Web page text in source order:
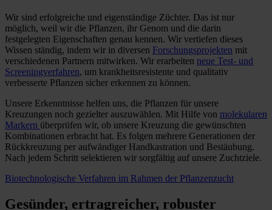
Wir sind erfolgreiche und eigenständige Züchter. Das ist nur
möglich, weil wir die Pflanzen, ihr Genom und die darin
festgelegten Eigenschaften genau kennen. Wir vertiefen dieses
Wissen ständig, indem wir in diversen Forschungsprojekten mit
verschiedenen Partnern mitwirken. Wir erarbeiten neue Test- und
Screeningverfahren, um krankheitsresistente und qualitativ
verbesserte Pflanzen sicher erkennen zu können.
Unsere Erkenntnisse helfen uns, die Pflanzen für unsere
Kreuzungen noch gezielter auszuwählen. Mit Hilfe von molekularen
Markern überprüfen wir, ob unsere Kreuzung die gewünschten
Kombinationen erbracht hat. Es folgen mehrere Generationen der
Rückkreuzung per aufwändiger Handkastration und Bestäubung.
Nach jedem Schritt selektieren wir sorgfältig auf unsere Zuchtziele.
Biotechnologische Verfahren im Rahmen der Pflanzenzucht
Gesünder, ertragreicher, robuster